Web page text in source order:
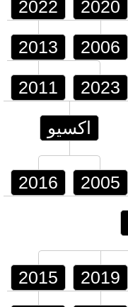
2022 2020
2013 2006
2011 2023
اكسيو
2016 2005
2015 2019